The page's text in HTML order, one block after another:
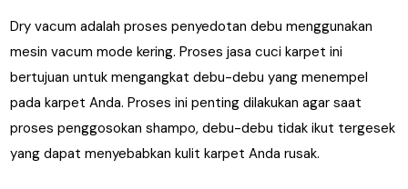
Dry vacum adalah proses penyedotan debu menggunakan
mesin vacum mode kering. Proses jasa cuci karpet ini
bertujuan untuk mengangkat debu-debu yang menempel
pada karpet Anda. Proses ini penting dilakukan agar saat
proses penggosokan shampo, debu-debu tidak ikut tergesek
yang dapat menyebabkan kulit karpet Anda rusak.